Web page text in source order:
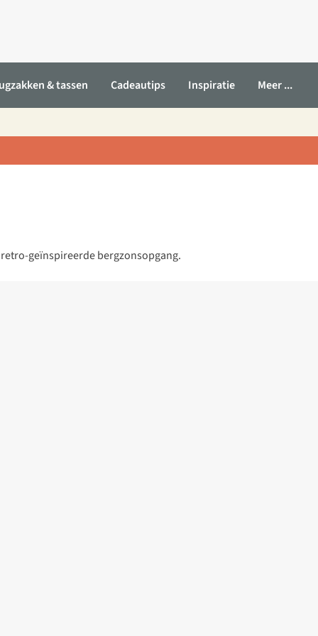
& tassen Cadeautips Inspiratie Meer ...
geïnspireerde bergzonsopgang.